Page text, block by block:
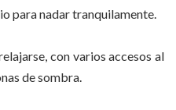
para nadar tranquilamente.
con varios accesos al
de sombra.